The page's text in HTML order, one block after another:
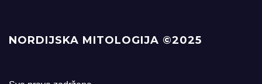
NORDIJSKA MITOLOGIJA ©2025